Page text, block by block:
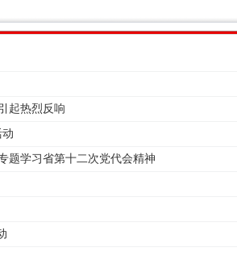
起热烈反响
题学习省第十二次党代会精神